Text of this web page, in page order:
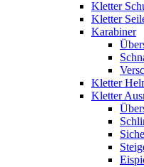
Kletter
Kletter
Karabiner
Kletter
Kletter